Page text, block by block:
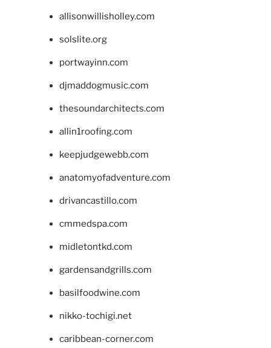
allisonwillisholley.com
solslite.org
portwayinn.com
djmaddogmusic.com
thesoundarchitects.com
allin1roofing.com
keepjudgewebb.com
anatomyofadventure.com
drivancastillo.com
cmmedspa.com
midletontkd.com
gardensandgrills.com
basilfoodwine.com
nikko-tochigi.net
caribbean-corner.com